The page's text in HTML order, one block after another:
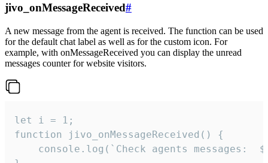
jivo_onMessageReceived#
A new message from the agent is received. The function can be used
for the default chat label as well as for the custom icon. For
example, with onMessageReceived you can display the unread
messages counter for website visitors.
let i = 1;
function jivo_onMessageReceived() {